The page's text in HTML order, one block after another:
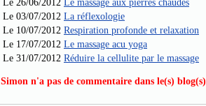
Le 26/06/2012 Le massage aux pierres chaudes
Le 03/07/2012 La réflexologie
Le 10/07/2012 Respiration profonde et relaxation
Le 17/07/2012 Le massage acu yoga
Le 31/07/2012 Réduire la cellulite par le massage
Simon n'a pas de commentaire dans le(s) blog(s)